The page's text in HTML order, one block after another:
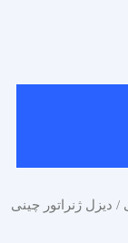
/ دیزل ژنراتور چینی